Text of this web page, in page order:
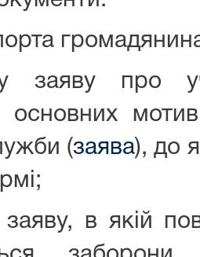
заяву про
основних
(заява), до
в якій